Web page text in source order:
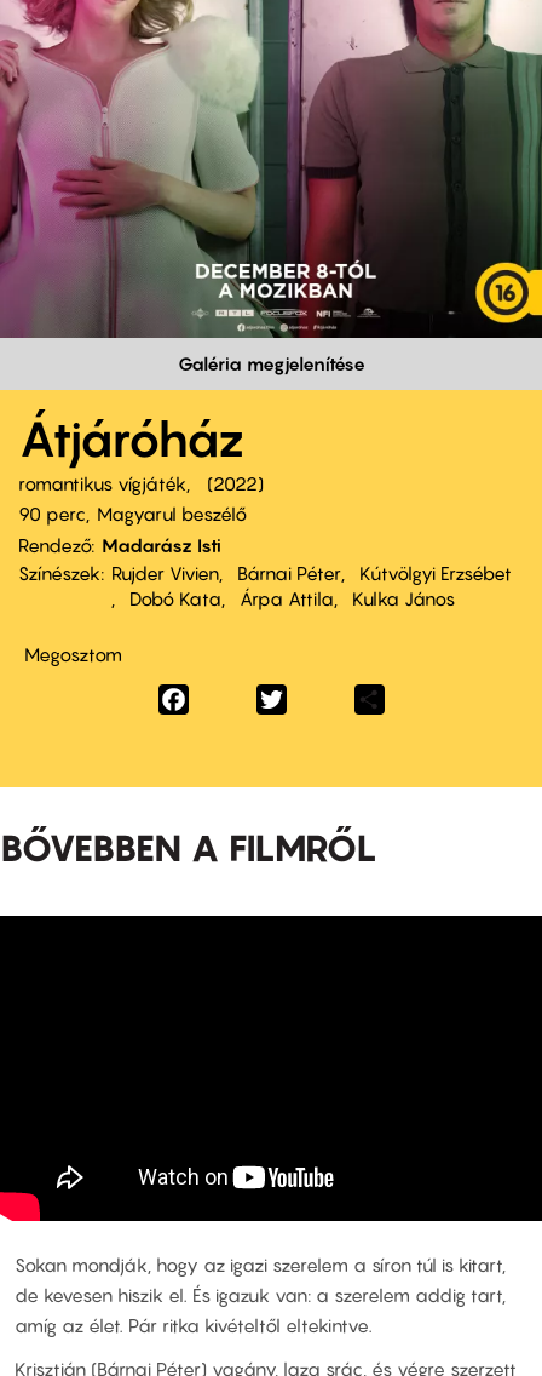
Galéria megjelenítése
Átjáróház
romantikus vígjáték
2022
90 perc,
Magyarul beszélő
Rendező Madarász Isti
Színészek
Rujder Vivien Bárnai Péter
Kútvölgyi Erzsébet
Dobó Kata
Árpa Attila Kulka János
Megosztom
Facebook
BŐVEBBEN A FILMRŐL
Sokan mondják, hogy az igazi szerelem a síron túl is kitart,
de kevesen hiszik el. És igazuk van: a szerelem addig tart,
amíg az élet. Pár ritka kivételtől eltekintve.
Krisztián (Bárnai Péter) vagány, laza srác, és végre szerzett